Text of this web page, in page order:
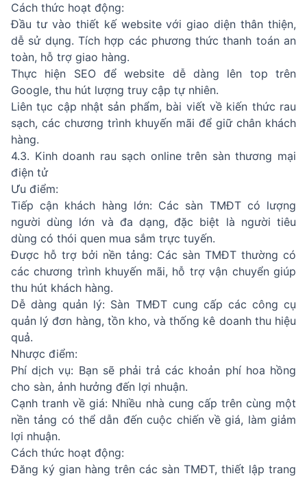
Cách thức hoạt động:
Đầu tư vào thiết kế website với giao diện thân thiện,
dễ sử dụng. Tích hợp các phương thức thanh toán an
toàn, hỗ trợ giao hàng.
Thực hiện SEO để website dễ dàng lên top trên
Google, thu hút lượng truy cập tự nhiên.
Liên tục cập nhật sản phẩm, bài viết về kiến thức rau
sạch, các chương trình khuyến mãi để giữ chân khách
hàng.
4.3. Kinh doanh rau sạch online trên sàn thương mại
điện tử
Ưu điểm:
Tiếp cận khách hàng lớn: Các sàn TMĐT có lượng
người dùng lớn và đa dạng, đặc biệt là người tiêu
dùng có thói quen mua sắm trực tuyến.
Được hỗ trợ bởi nền tảng: Các sàn TMĐT thường có
các chương trình khuyến mãi, hỗ trợ vận chuyển giúp
thu hút khách hàng.
Dễ dàng quản lý: Sàn TMĐT cung cấp các công cụ
quản lý đơn hàng, tồn kho, và thống kê doanh thu hiệu
quả.
Nhược điểm:
Phí dịch vụ: Bạn sẽ phải trả các khoản phí hoa hồng
cho sàn, ảnh hưởng đến lợi nhuận.
Cạnh tranh về giá: Nhiều nhà cung cấp trên cùng một
nền tảng có thể dẫn đến cuộc chiến về giá, làm giảm
lợi nhuận.
Cách thức hoạt động:
Đăng ký gian hàng trên các sàn TMĐT, thiết lập trang